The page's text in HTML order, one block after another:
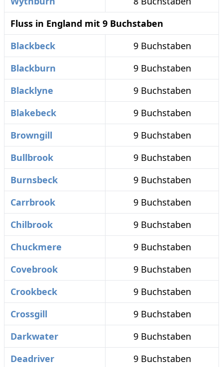
Fluss in England mit 9 Buchstaben
Blackbeck
9 Buchstaben
Blackburn
9 Buchstaben
Blacklyne
9 Buchstaben
Blakebeck
9 Buchstaben
Browngill
9 Buchstaben
Bullbrook
9 Buchstaben
Burnsbeck
9 Buchstaben
Carrbrook
9 Buchstaben
Chilbrook
9 Buchstaben
Chuckmere
9 Buchstaben
Covebrook
9 Buchstaben
Crookbeck
9 Buchstaben
Crossgill
9 Buchstaben
Darkwater
9 Buchstaben
Deadriver
9 Buchstaben